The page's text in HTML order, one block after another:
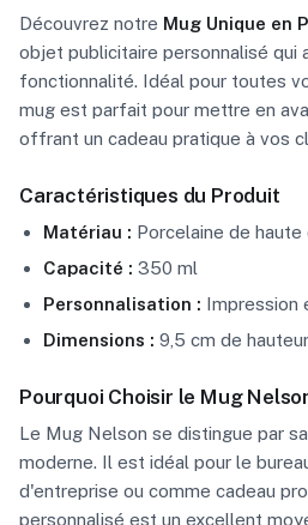
Découvrez notre Mug Unique en
objet publicitaire personnalisé qui
fonctionnalité. Idéal pour toutes
mug est parfait pour mettre en
offrant un cadeau pratique à vos
Caractéristiques du Produit
Matériau : Porcelaine de haute
Capacité : 350 ml
Personnalisation : Impression
Dimensions : 9,5 cm de
Pourquoi Choisir le Mug
Le Mug Nelson se distingue par sa
moderne. Il est idéal pour le
d'entreprise ou comme cadeau
personnalisé est un excellent